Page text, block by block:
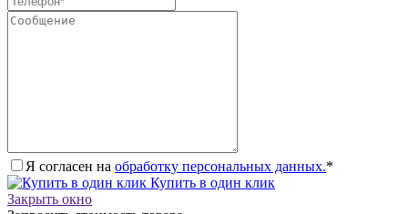
Я согласен на обработку персональных данных.*
Купить в один клик
Закрыть окно